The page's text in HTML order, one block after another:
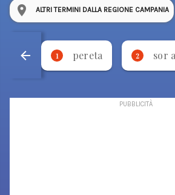
ALTRI TERMINI DALLA REGIONE CAMPANIA
1 pereta 2 sor